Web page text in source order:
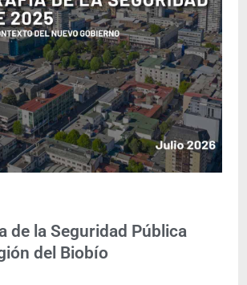
de la Seguridad Pública
del Biobío